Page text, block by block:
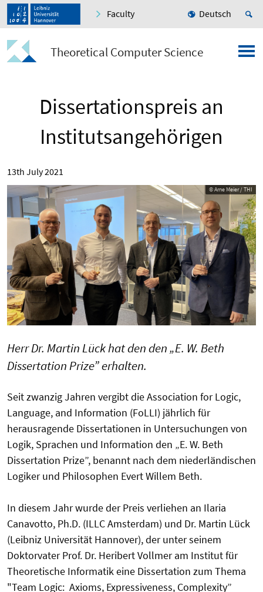
Faculty Deutsch
Theoretical Computer Science
Dissertationspreis an
Institutsangehörigen
13th July 2021
© Arne Meier / THI
Herr Dr. Martin Lück hat den den „E. W. Beth
Dissertation Prize” erhalten.
Seit zwanzig Jahren vergibt die Association for Logic,
Language, and Information (FoLLI) jährlich für
herausragende Dissertationen in Untersuchungen von
Logik, Sprachen und Information den „E. W. Beth
Dissertation Prize”, benannt nach dem niederländischen
Logiker und Philosophen Evert Willem Beth.
In diesem Jahr wurde der Preis verliehen an Ilaria
Canavotto, Ph.D. (ILLC Amsterdam) und Dr. Martin Lück
(Leibniz Universität Hannover), der unter seinem
Doktorvater Prof. Dr. Heribert Vollmer am Institut für
Theoretische Informatik eine Dissertation zum Thema
"Team Logic: Axioms, Expressiveness, Complexity”